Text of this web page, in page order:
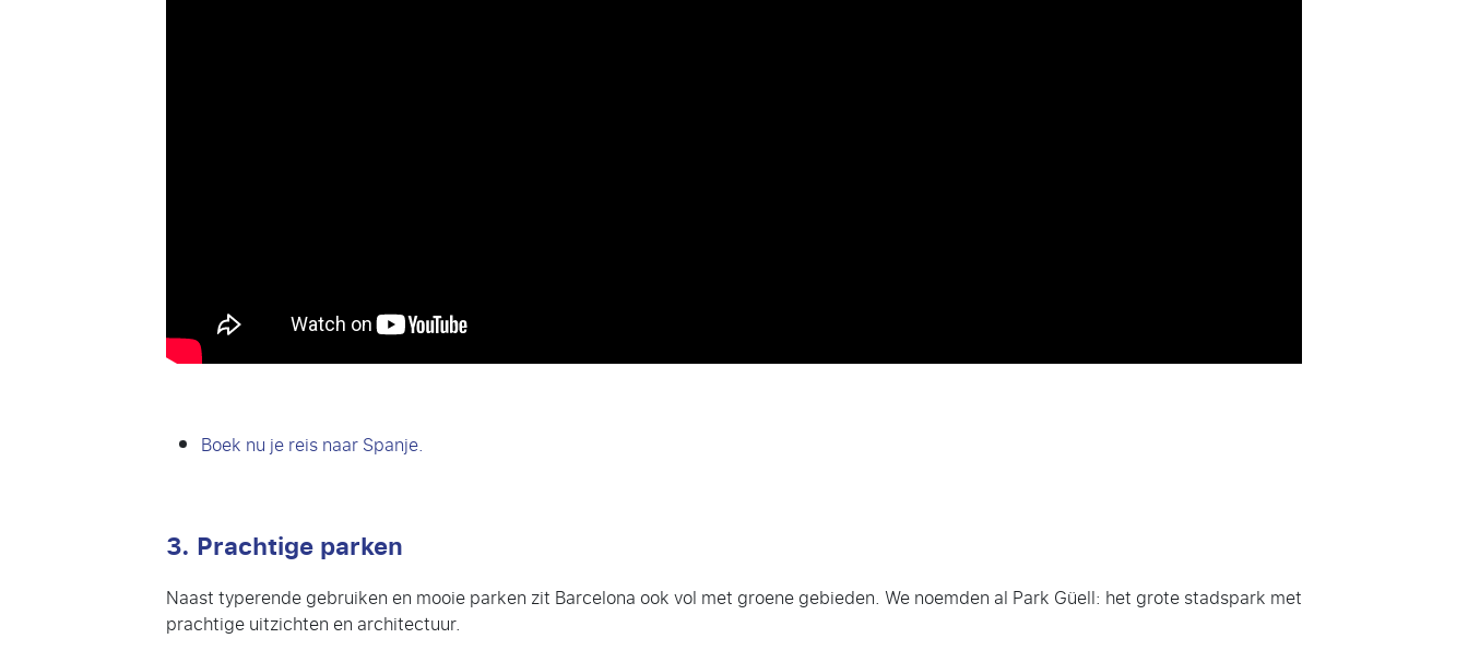
Boek nu je reis naar Spanje.
3. Prachtige parken
Naast typerende gebruiken en mooie parken zit Barcelona ook vol met groene gebieden. We noemden al Park Güell: het grote stadspark met
prachtige uitzichten en architectuur.